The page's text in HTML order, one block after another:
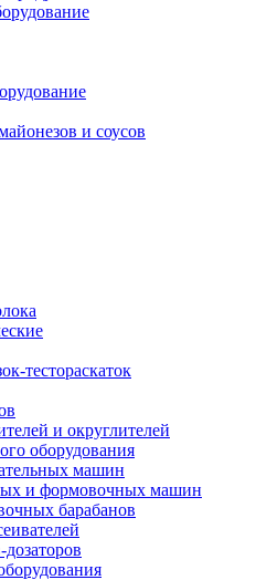
и соусов
тестораскаток
и округлителей
оборудования
машин
и формовочных машин
барабанов